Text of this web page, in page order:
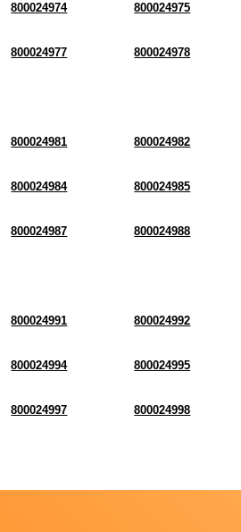
800024974 800024975
800024977 800024978
800024981 800024982
800024984 800024985
800024987 800024988
800024991 800024992
800024994 800024995
800024997 800024998